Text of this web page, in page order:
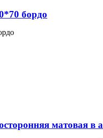
бордо
матовая в